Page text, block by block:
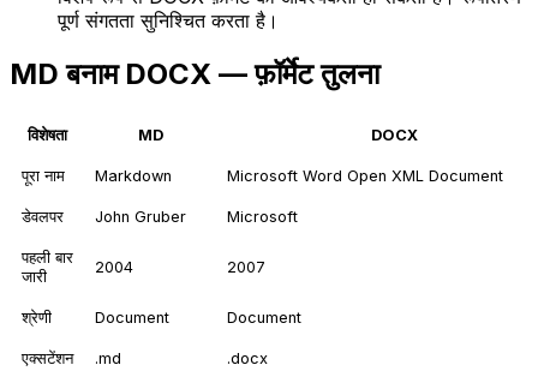
पूर्ण संगतता सुनिश्चित करता है।
MD बनाम DOCX — फ़ॉर्मेट तुलना
विशेषता MD DOCX
पूरा नाम Markdown Microsoft Word Open XML Document
डेवलपर John Gruber Microsoft
पहली बार
जारी
2004 2007
श्रेणी Document Document
एक्सटेंशन .md .docx